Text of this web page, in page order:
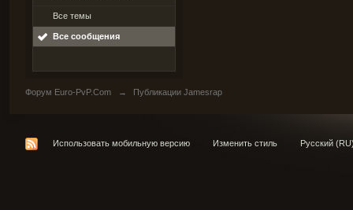
Все темы
Все сообщения
Форум Euro-PvP.Com → Публикации Jamesrap
Использовать мобильную версию Изменить стиль Русский